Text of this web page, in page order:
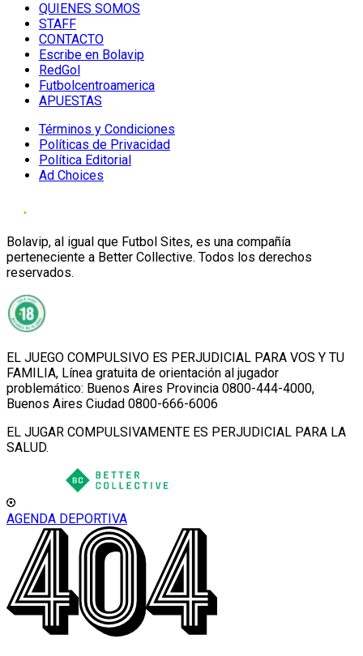
QUIENES SOMOS
STAFF
CONTACTO
Escribe en Bolavip
RedGol
Futbolcentroamerica
APUESTAS
Términos y Condiciones
Políticas de Privacidad
Política Editorial
Ad Choices
Bolavip, al igual que Futbol Sites, es una compañía
perteneciente a Better Collective. Todos los derechos
reservados.
EL JUEGO COMPULSIVO ES PERJUDICIAL PARA VOS Y TU
FAMILIA, Línea gratuita de orientación al jugador
problemático: Buenos Aires Provincia 0800-444-4000,
Buenos Aires Ciudad 0800-666-6006
EL JUGAR COMPULSIVAMENTE ES PERJUDICIAL PARA LA
SALUD.
AGENDA DEPORTIVA